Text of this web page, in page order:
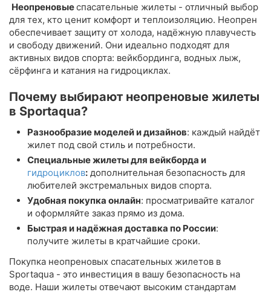
Неопреновыеспасательные жилеты - отличный выбор
для тех, кто ценит комфорт и теплоизоляцию. Неопрен
обеспечивает защиту от холода, надёжную плавучесть
и свободу движений. Они идеально подходят для
активных видов спорта: вейкбординга, водных лыж,
сёрфинга и катания на гидроциклах.
Почему выбирают неопреновые жилеты
в Sportaqua?
Разнообразие моделей и дизайнов: каждый найдёт
жилет под свой стиль и потребности.
Специальные жилеты для вейкборда и
гидроциклов: дополнительная безопасность для
любителей экстремальных видов спорта.
Удобная покупка онлайн: просматривайте каталог
и оформляйте заказ прямо из дома.
Быстрая и надёжная доставка по России:
получите жилеты в кратчайшие сроки.
Покупка неопреновых спасательных жилетов в
Sportaqua - это инвестиция в вашу безопасность на
воде. Наши жилеты отвечают высоким стандартам